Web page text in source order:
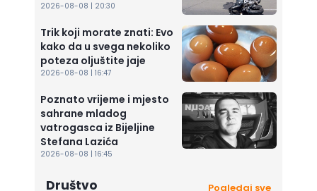
2026-08-08 | 20:30
Trik koji morate znati: Evo
kako da u svega nekoliko
poteza oljuštite jaje
2026-08-08 | 16:47
Poznato vrijeme i mjesto
sahrane mladog
vatrogasca iz Bijeljine
Stefana Lazića
2026-08-08 | 16:45
Društvo Pogledaj sve